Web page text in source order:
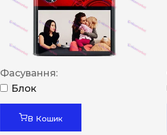
Фасування:
Блок
В Кошик